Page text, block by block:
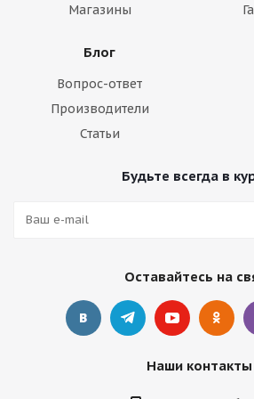
Магазины
Блог
Вопрос-ответ
Производители
Статьи
Будьте всегда в
Оставайтесь на
Наши контакты